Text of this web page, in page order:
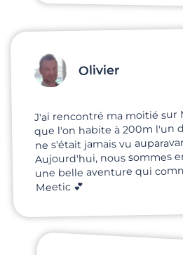
Olivier
J'ai rencontré ma moitié sur
que l'on habite à 200m l'un
ne s'était jamais vu
Aujourd'hui, nous sommes
une belle aventure qui
Meetic 💕